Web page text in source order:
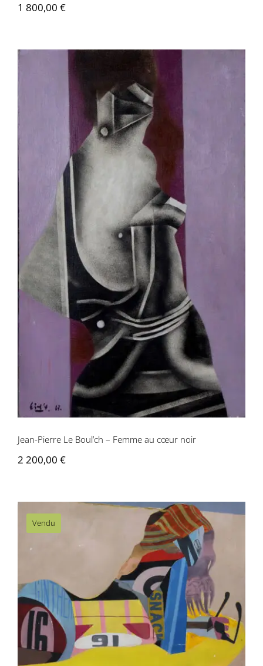
1 800,00 €
Jean-Pierre Le Boul’ch – Femme au
cœur noir
Jean-Pierre Le Boul’ch – Femme au cœur noir
2 200,00 €
Vendu
Jean-Pierre Le Boul’ch – Femme
mécanique